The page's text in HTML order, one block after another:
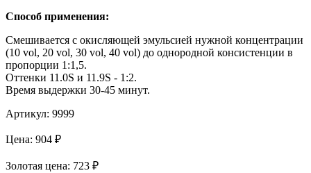
Способ применения:
Смешивается с окисляющей эмульсией нужной концентрации
(10 vol, 20 vol, 30 vol, 40 vol) до однородной консистенции в
пропорции 1:1,5.
Оттенки 11.0S и 11.9S - 1:2.
Время выдержки 30-45 минут.
Артикул: 9999
Цена: 904 ₽
Золотая цена: 723 ₽